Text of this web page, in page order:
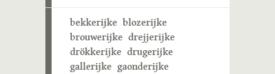
bekkerijke blozerijke
brouwerijke drejjerijke
drökkerijke drugerijke
gallerijke gaonderijke